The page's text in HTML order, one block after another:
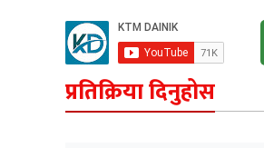
प्रतिक्रिया दिनुहोस